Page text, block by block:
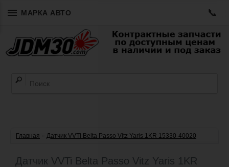
МАРКА АВТО 📞
Главная Датчик VVTi Belta Passo Vitz Yaris 1KR 15330-40020
Датчик VVTi Belta Passo Vitz Yaris 1KR